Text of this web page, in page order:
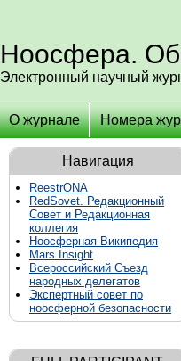
Ноосфера.
Электронный научный
О журнале Номера
Навигация
ReestrONA
RedSovet. Редакционный
Совет и Редакционная
коллегия
Ноосферная Википедия
Mars Insight
Всероссийский Съезд
народных делегатов
Экспертный совет по
ноосферной безопасности